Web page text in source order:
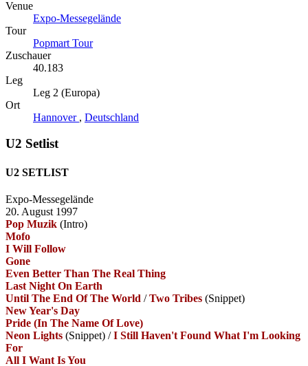
Venue
Expo-Messegelände
Tour
Popmart Tour
Zuschauer
40.183
Leg
Leg 2 (Europa)
Ort
Hannover , Deutschland
U2 Setlist
U2 SETLIST
Expo-Messegelände
20. August 1997
Pop Muzik (Intro)
Mofo
I Will Follow
Gone
Even Better Than The Real Thing
Last Night On Earth
Until The End Of The World /Two Tribes (Snippet)
New Year's Day
Pride (In The Name Of Love)
Neon Lights (Snippet) /I Still Haven't Found What I'm Looking
For
All I Want Is You